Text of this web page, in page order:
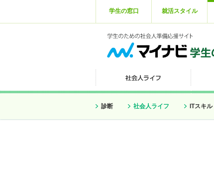
学生の窓口 就活スタイル
診断 社会人ライフ ITスキル